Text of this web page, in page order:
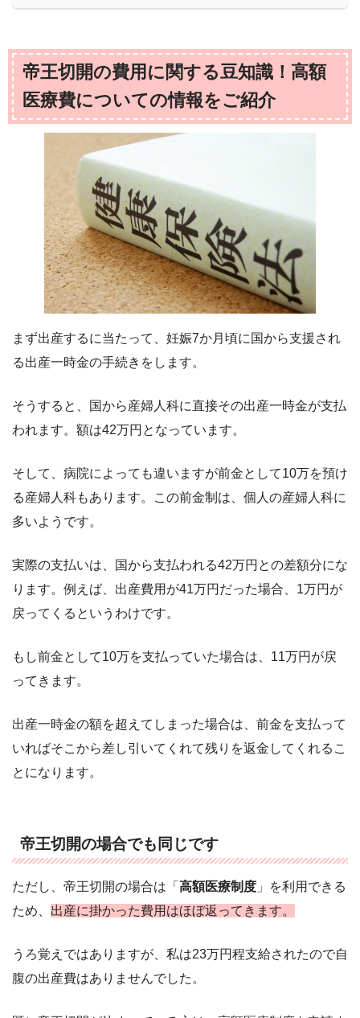
帝王切開の費用に関する豆知識！高額
医療費についての情報をご紹介
まず出産するに当たって、妊娠7か月頃に国から支援され
る出産一時金の手続きをします。
そうすると、国から産婦人科に直接その出産一時金が支払
われます。額は42万円となっています。
そして、病院によっても違いますが前金として10万を預け
る産婦人科もあります。この前金制は、個人の産婦人科に
多いようです。
実際の支払いは、国から支払われる42万円との差額分にな
ります。例えば、出産費用が41万円だった場合、1万円が
戻ってくるというわけです。
もし前金として10万を支払っていた場合は、11万円が戻
ってきます。
出産一時金の額を超えてしまった場合は、前金を支払って
いればそこから差し引いてくれて残りを返金してくれるこ
とになります。
帝王切開の場合でも同じです
ただし、帝王切開の場合は「 高額医療制度 」を利用できる
ため、 出産に掛かった費用はほぼ返ってきます。
うろ覚えではありますが、私は23万円程支給されたので自
腹の出産費はありませんでした。